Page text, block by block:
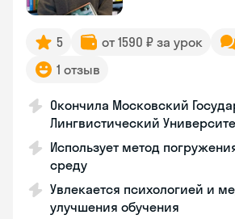
5 от 1590 ₽ за урок
1 отзыв
Окончила Московский
Лингвистический
Использует метод
среду
Увлекается психологией и
улучшения обучения